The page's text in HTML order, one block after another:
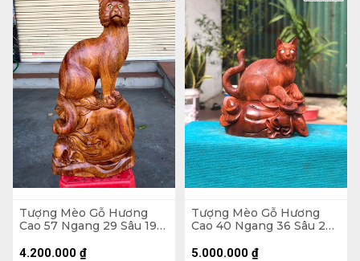
Tượng Mèo Gỗ Hương
Cao 57 Ngang 29 Sâu 19
4.200.000 ₫
Tượng Mèo Gỗ Hương
Cao 40 Ngang 36 Sâu 28
5.000.000 ₫